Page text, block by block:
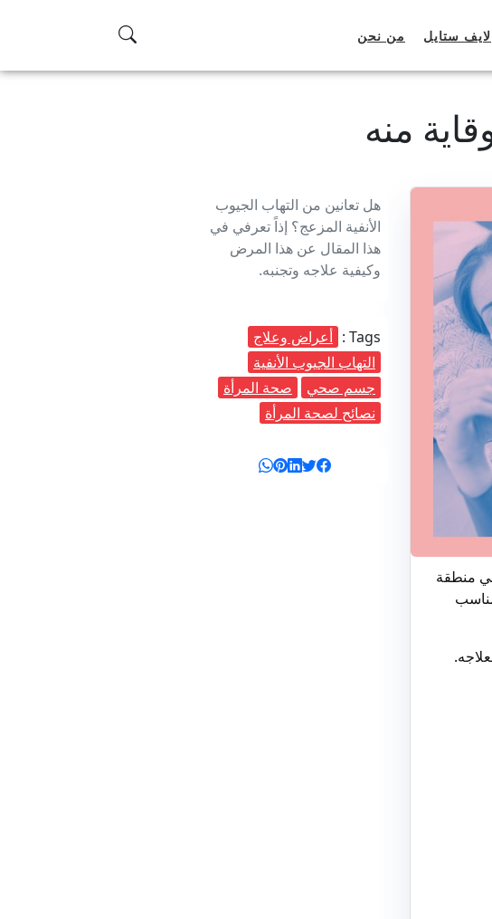
لايف ستايل من نحن
منه
منطقة
هل تعانين من التهاب الجيوب
الأنفية المزعج؟ إذاً تعرفي في
هذا المقال عن هذا المرض
وكيفية علاجه وتجنبه.
Tags :
أعراض وعلاج
التهاب الجيوب الأنفية
جسم صحي
صحة المرأة
نصائح لصحة المرأة